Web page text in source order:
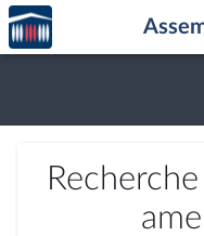
Aller au contenu
Aller en bas de la page
Accèder
à la
page